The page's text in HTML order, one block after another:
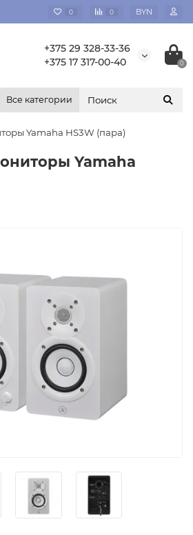
0 0 BYN
+375 29 328-33-36
+375 17 317-00-40
0
Все категории
Yamaha HS3W (пара)
Yamaha